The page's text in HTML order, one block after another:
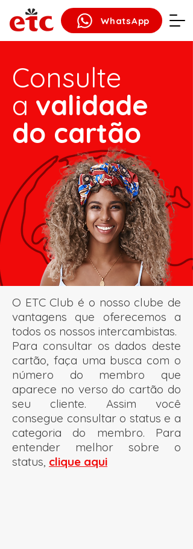
WhatsApp
Consulte
a validade
do cartão
O ETC Club é o nosso clube de
vantagens que oferecemos a
todos os nossos intercambistas.
Para consultar os dados deste
cartão, faça uma busca com o
número do membro que
aparece no verso do cartão do
seu cliente. Assim você
consegue consultar o status e a
categoria do membro. Para
entender melhor sobre o
status, clique aqui